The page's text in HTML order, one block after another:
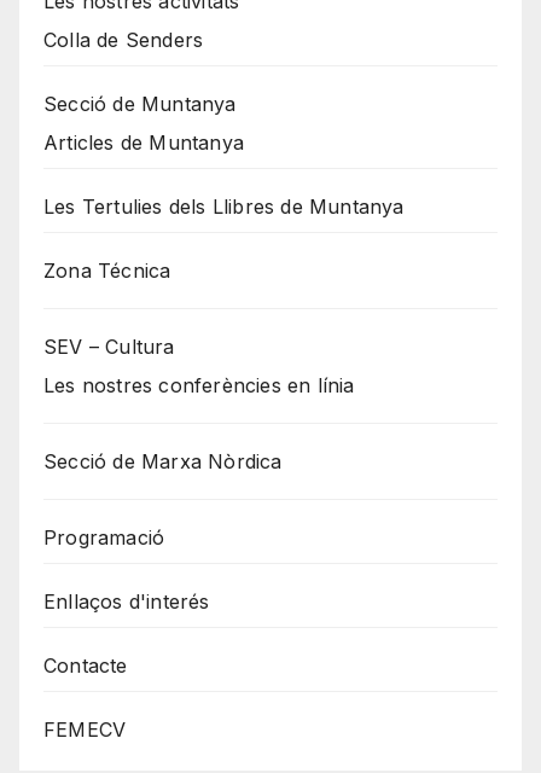
Colla de Senders
Secció de Muntanya
Articles de Muntanya
Les Tertulies dels Llibres de Muntanya
Zona Técnica
SEV – Cultura
Les nostres conferències en línia
Secció de Marxa Nòrdica
Programació
Enllaços d'interés
Contacte
FEMECV